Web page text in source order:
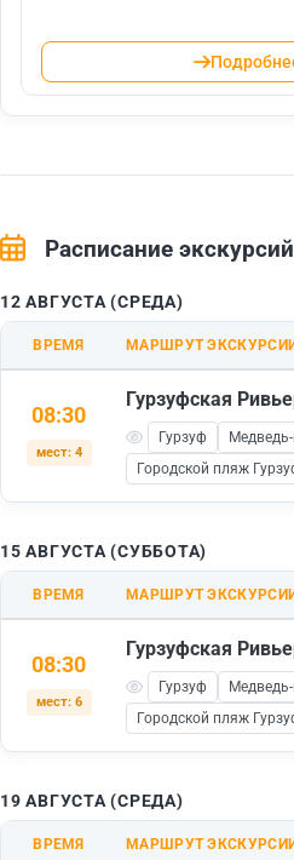
Расписание
12 АВГУСТА (СРЕДА)
ВРЕМЯ МАРШРУТ ЭКСКУРСИИ
08:30
мест: 4
Гурзуфская
Гурзуф
Городской пляж
15 АВГУСТА (СУББОТА)
ВРЕМЯ МАРШРУТ ЭКСКУРСИИ
08:30
мест: 6
Гурзуфская
Гурзуф
Городской пляж
19 АВГУСТА (СРЕДА)
ВРЕМЯ МАРШРУТ ЭКСКУРСИИ